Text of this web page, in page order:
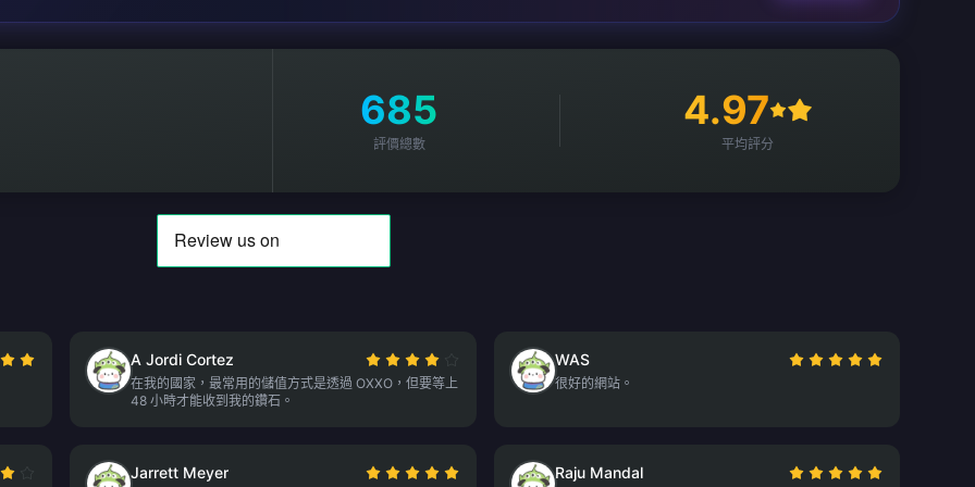
685
評價總數
4.97
平均評分
A Jordi Cortez
在我的國家，最常用的儲值方式是透過 OXXO，但要等上
48 小時才能收到我的鑽石。
WAS
很好的網站。
Jarrett Meyer Raju Mandal